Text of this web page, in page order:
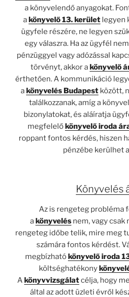
a könyvelendő anyagokat.
a könyvelő 13. kerület legyen
ügyfele részére, ne legyen
egy válaszra. Ha az ügyfél
pénzüggyel vagy adózással
törvényt, akkor a könyvelő
érthetően. A kommunikáció
a könyvelés Budapestközött,
találkozzanak, amíg a
bizonylatokat, és aláíratja
megfelelő könyvelő iroda
roppant fontos kérdés, hiszen
pénzébe kerülhet
Könyvelés
Az is rengeteg probléma
akönyvelésnem, vagy csak
rengeteg időbe telik, mire meg
számára fontos kérdést.
megbízhatókönyvelő iroda
költséghatékony
Akönyvvizsgálatcélja, hogy
által az adott üzleti évről